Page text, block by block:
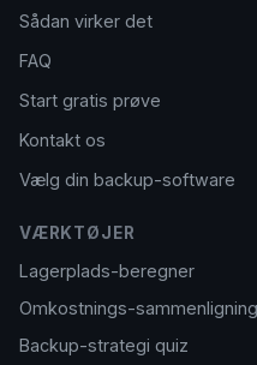
Sådan virker det
FAQ
Start gratis prøve
Kontakt os
Vælg din backup-software
VÆRKTØJER
Lagerplads-beregner
Omkostnings-sammenligning
Backup-strategi quiz